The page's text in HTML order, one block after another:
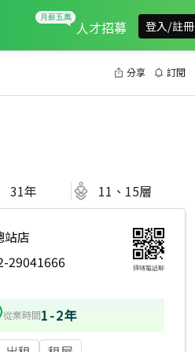
人才招募 登入/註冊
分享 訂閱
31年 11、15層
站店
29041666
掃碼電話聊
從業時間1-2年